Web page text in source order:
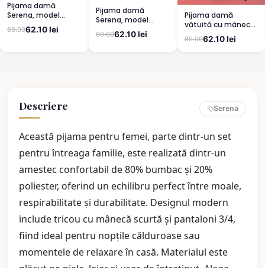
Pijama damă
Serena, model
leopard, mânecă
scurtă, pantaloni
69.0062.10 lei
Pijama damă
Serena, model
leopard, mânecă
scurtă, pantaloni
69.0062.10 lei
Pijama damă
vătuită cu mânecă
lungă și pantaloni
lungi din bumbac,
69.0062.10 lei
Descriere Serena
Această pijama pentru femei, parte dintr-un set
pentru întreaga familie, este realizată dintr-un
amestec confortabil de 80% bumbac și 20%
poliester, oferind un echilibru perfect între moale,
respirabilitate și durabilitate. Designul modern
include tricou cu mânecă scurtă și pantaloni 3/4,
fiind ideal pentru nopțile călduroase sau
momentele de relaxare în casă. Materialul este